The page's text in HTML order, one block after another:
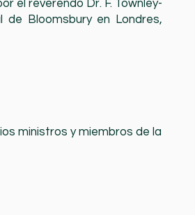
el reverendo Dr. F. Townley-
Bloomsbury en Londres,
ministros y miembros de la